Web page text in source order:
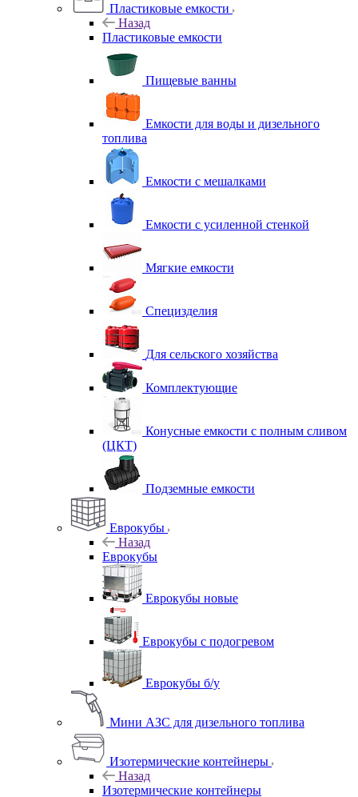
Пластиковые емкости
Назад
Пластиковые емкости
Пищевые ванны
Емкости для воды и дизельного
топлива
Емкости с мешалками
Емкости с усиленной стенкой
Мягкие емкости
Специзделия
Для сельского хозяйства
Комплектующие
Конусные емкости с полным сливом
(ЦКТ)
Подземные емкости
Еврокубы
Назад
Еврокубы
Еврокубы новые
Еврокубы с подогревом
Еврокубы б/у
Мини АЗС для дизельного топлива
Изотермические контейнеры
Назад
Изотермические контейнеры